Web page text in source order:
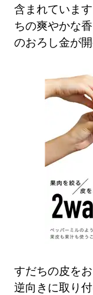
含まれていま
ちの爽やかな
のおろし金が
すだちの皮を
逆向きに取り